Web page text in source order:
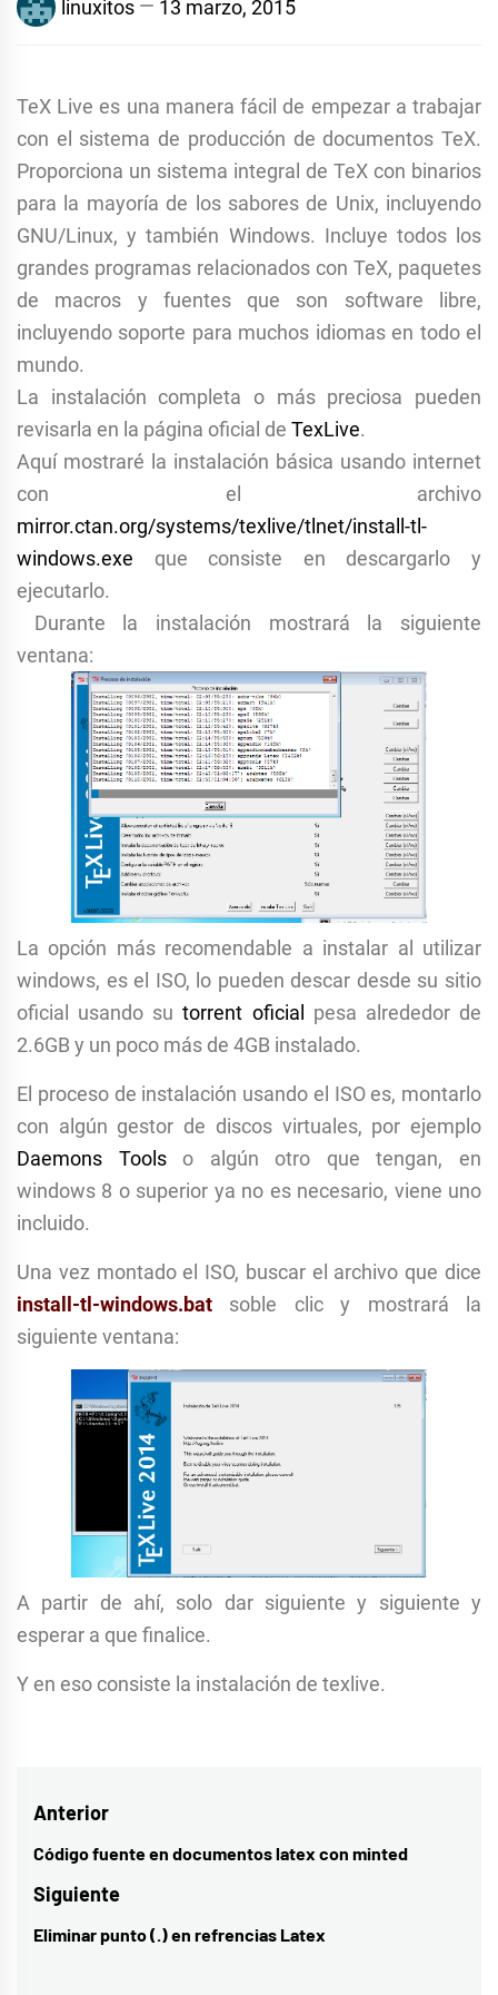
linuxitos 13 marzo, 2015
TeX Live es una manera fácil de empezar a trabajar
con el sistema de producción de documentos TeX.
Proporciona un sistema integral de TeX con binarios
para la mayoría de los sabores de Unix, incluyendo
GNU/Linux, y también Windows. Incluye todos los
grandes programas relacionados con TeX, paquetes
de macros y fuentes que son software libre,
incluyendo soporte para muchos idiomas en todo el
mundo.
La instalación completa o más preciosa pueden
revisarla en la página oficial de TexLive.
Aquí mostraré la instalación básica usando internet
con el archivo
mirror.ctan.org/systems/texlive/tlnet/install-tl-
windows.exe que consiste en descargarlo y
ejecutarlo.
Durante la instalación mostrará la siguiente
ventana:
La opción más recomendable a instalar al utilizar
windows, es el ISO, lo pueden descar desde su sitio
oficial usando sutorrent oficial
pesa alrededor de
2.6GB y un poco más de 4GB instalado.
El proceso de instalación usando el ISO es, montarlo
con algún gestor de discos virtuales, por ejemplo
Daemons Toolso algún otro que tengan, en
windows 8 o superior ya no es necesario, viene uno
incluido.
Una vez montado el ISO, buscar el archivo que dice
install-tl-windows.bat soble clic y mostrará la
siguiente ventana:
A partir de ahí, solo dar siguiente y siguiente y
esperar a que finalice.
Y en eso consiste la instalación de texlive.
Navegación
de
entradas
Anterior
Entrada
anterior:
Código fuente en documentos latex con minted
Siguiente
Entrada
Eliminar punto (.) en refrencias Latex